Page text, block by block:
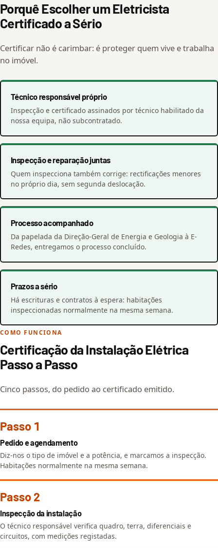
Porquê Escolher um Eletricista
Certificado a Sério
Certificar não é carimbar: é proteger quem vive e trabalha
no imóvel.
Técnico responsável próprio
Inspecção e certificado assinados por técnico habilitado da
nossa equipa, não subcontratado.
Inspecção e reparação juntas
Quem inspecciona também corrige: rectificações menores
no próprio dia, sem segunda deslocação.
Processo acompanhado
Da papelada da Direção-Geral de Energia e Geologia à E-
Redes, entregamos o processo concluído.
Prazos a sério
Há escrituras e contratos à espera: habitações
inspeccionadas normalmente na mesma semana.
COMO FUNCIONA
Certificação da Instalação Elétrica
Passo a Passo
Cinco passos, do pedido ao certificado emitido.
Passo 1
Pedido e agendamento
Diz-nos o tipo de imóvel e a potência, e marcamos a inspecção.
Habitações normalmente na mesma semana.
Passo 2
Inspecção da instalação
O técnico responsável verifica quadro, terra, diferenciais e
circuitos, com medições registadas.